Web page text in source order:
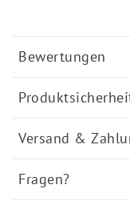
Bewertungen
Versand &
Fragen?